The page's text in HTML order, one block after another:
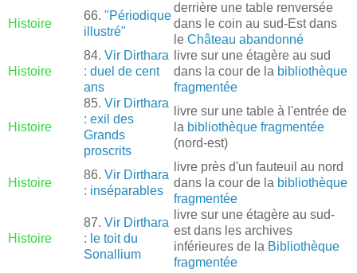
Histoire
66. "Périodique
illustré"
derrière une table renversée
dans le coin au sud-Est dans
le Château abandonné
Histoire
84. Vir Dirthara
: duel de cent
ans
livre sur une étagère au sud
dans la cour de la bibliothèque
fragmentée
Histoire
85. Vir Dirthara
: exil des
Grands
proscrits
livre sur une table à l'entrée de
la bibliothèque fragmentée
(nord-est)
Histoire
86. Vir Dirthara
: inséparables
livre près d'un fauteuil au nord
dans la cour de la bibliothèque
fragmentée
Histoire
87. Vir Dirthara
: le toit du
Sonallium
livre sur une étagère au sud-
est dans les archives
inférieures de la Bibliothèque
fragmentée